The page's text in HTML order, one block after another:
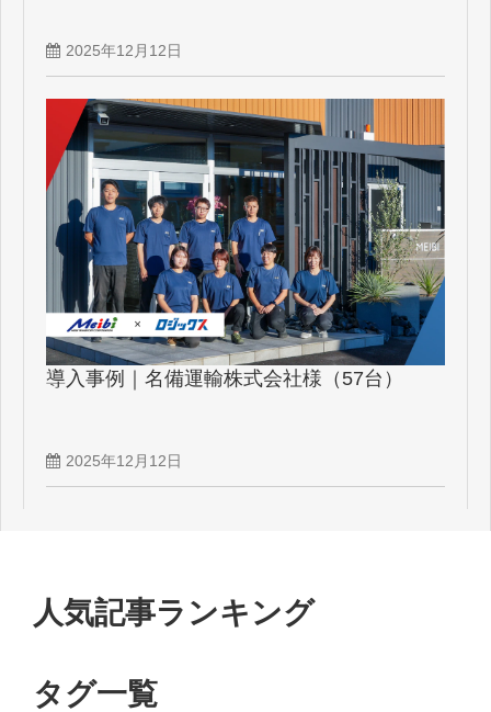
2025年12月12日
導入事例｜名備運輸株式会社様（57台）
2025年12月12日
人気記事ランキング
タグ一覧